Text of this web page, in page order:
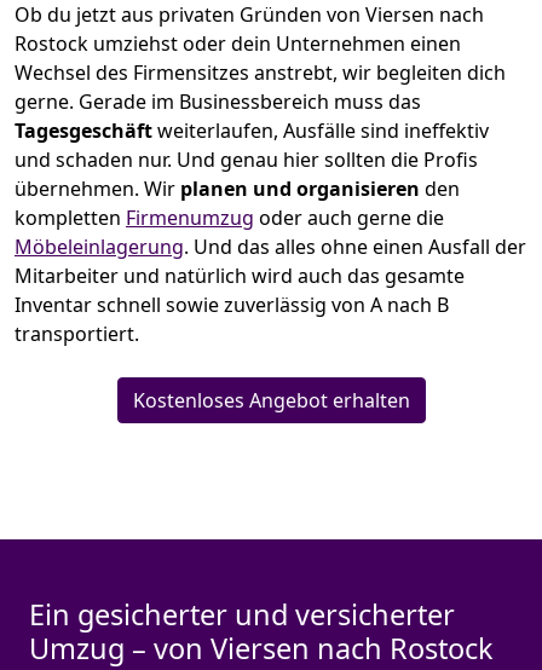
Ob du jetzt aus privaten Gründen von Viersen nach
Rostock umziehst oder dein Unternehmen einen
Wechsel des Firmensitzes anstrebt, wir begleiten dich
gerne. Gerade im Businessbereich muss das
Tagesgeschäftweiterlaufen, Ausfälle sind ineffektiv
und schaden nur. Und genau hier sollten die Profis
übernehmen. Wir planen und organisieren den
kompletten Firmenumzug oder auch gerne die
Möbeleinlagerung. Und das alles ohne einen Ausfall der
Mitarbeiter und natürlich wird auch das gesamte
Inventar schnell sowie zuverlässig von A nach B
transportiert.
Kostenloses Angebot erhalten
Ein gesicherter und versicherter
Umzug – von Viersen nach Rostock